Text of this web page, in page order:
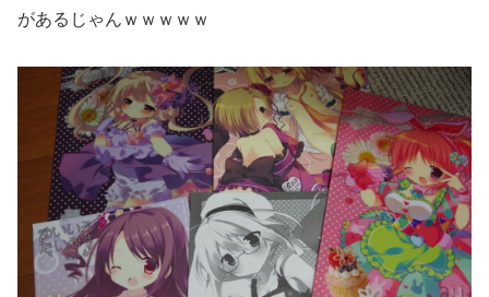
があるじゃんｗｗｗｗｗ